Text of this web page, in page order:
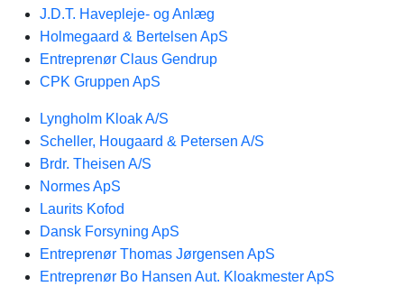
J.D.T. Havepleje- og Anlæg
Holmegaard & Bertelsen ApS
Entreprenør Claus Gendrup
CPK Gruppen ApS
Lyngholm Kloak A/S
Scheller, Hougaard & Petersen A/S
Brdr. Theisen A/S
Normes ApS
Laurits Kofod
Dansk Forsyning ApS
Entreprenør Thomas Jørgensen ApS
Entreprenør Bo Hansen Aut. Kloakmester ApS